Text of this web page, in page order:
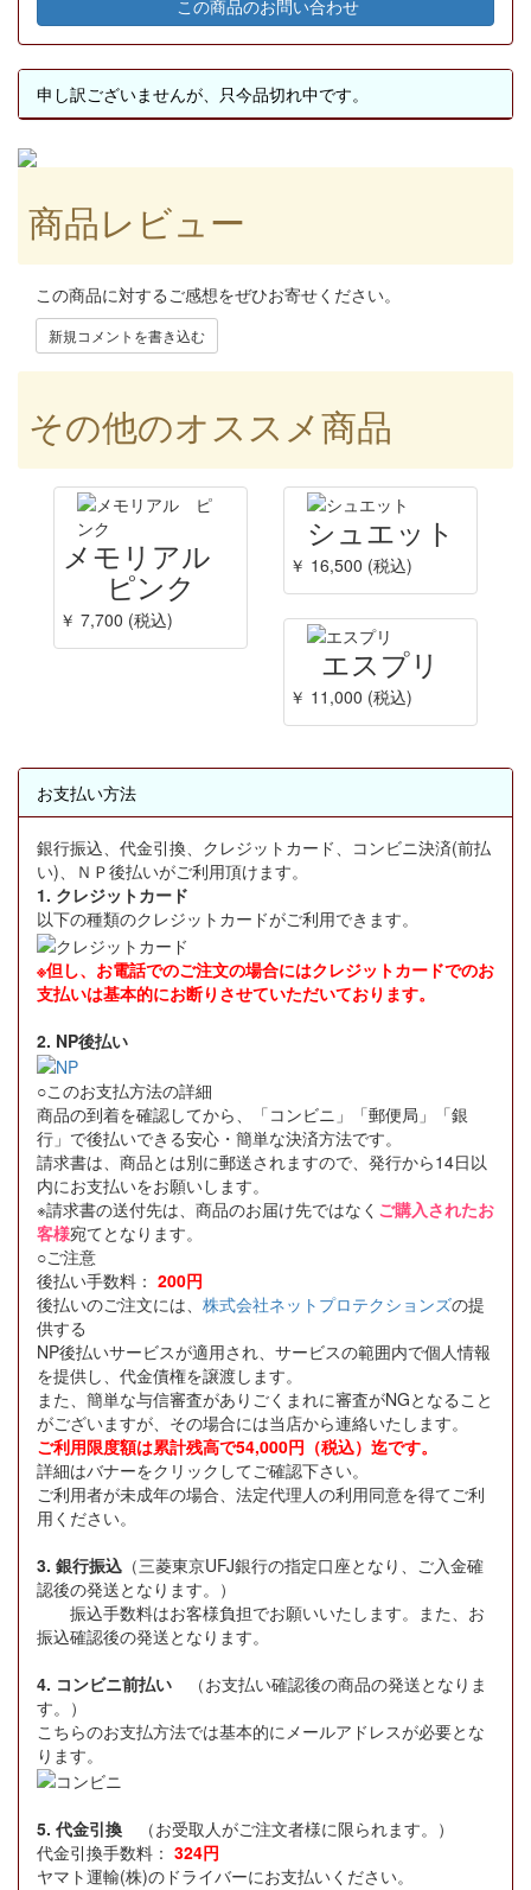
この商品のお問い合わせ
申し訳ございませんが、只今品切れ中です。
商品レビュー
この商品に対するご感想をぜひお寄せください。
新規コメントを書き込む
その他のオススメ商品
メモリアル
ピンク
￥ 7,700 (税込)
シュエット
￥ 16,500 (税込)
エスプリ
￥ 11,000 (税込)
お支払い方法
銀行振込、代金引換、クレジットカード、コンビニ決済(前払
い)、ＮＰ後払いがご利用頂けます。
1. クレジットカード
以下の種類のクレジットカードがご利用できます。
※但し、お電話でのご注文の場合にはクレジットカードでのお
支払いは基本的にお断りさせていただいております。
2. NP後払い
○このお支払方法の詳細
商品の到着を確認してから、「コンビニ」「郵便局」「銀
行」で後払いできる安心・簡単な決済方法です。
請求書は、商品とは別に郵送されますので、発行から14日以
内にお支払いをお願いします。
※請求書の送付先は、商品のお届け先ではなく ご購入されたお
客様宛てとなります。
○ご注意
後払い手数料： 200円
後払いのご注文には、 株式会社ネットプロテクションズの提
供する
NP後払いサービスが適用され、サービスの範囲内で個人情報
を提供し、代金債権を譲渡します。
また、簡単な与信審査がありごくまれに審査がNGとなること
がございますが、その場合には当店から連絡いたします。
ご利用限度額は累計残高で54,000円（税込）迄です。
詳細はバナーをクリックしてご確認下さい。
ご利用者が未成年の場合、法定代理人の利用同意を得てご利
用ください。
3. 銀行振込 （三菱東京UFJ銀行の指定口座となり、ご入金確
認後の発送となります。）
振込手数料はお客様負担でお願いいたします。また、お
振込確認後の発送となります。
4. コンビニ前払い （お支払い確認後の商品の発送となりま
す。）
こちらのお支払方法では基本的にメールアドレスが必要とな
ります。
5. 代金引換 （お受取人がご注文者様に限られます。）
代金引換手数料： 324円
ヤマト運輸(株)のドライバーにお支払いください。